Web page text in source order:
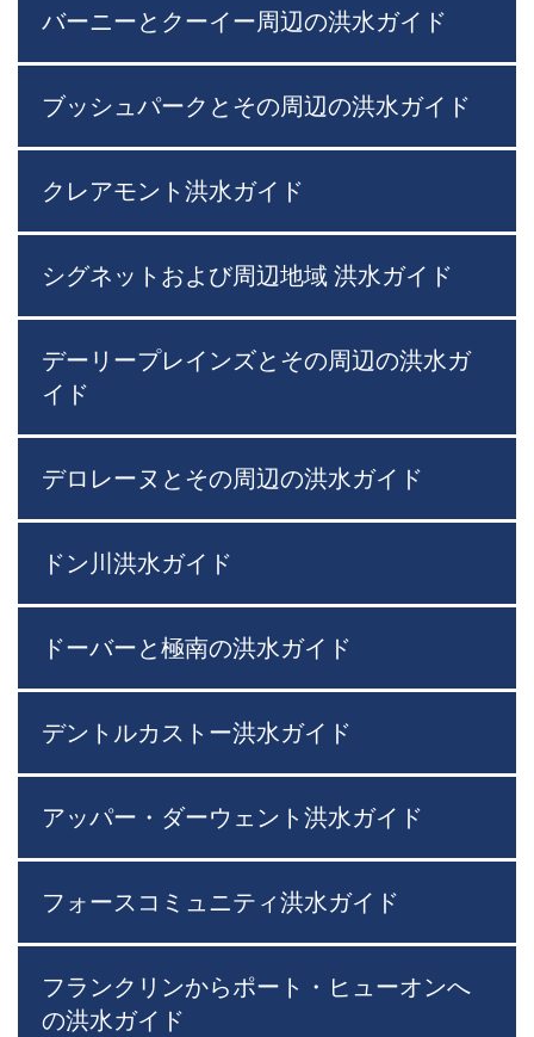
バーニーとクーイー周辺の洪水ガイド
ブッシュパークとその周辺の洪水ガイド
クレアモント洪水ガイド
シグネットおよび周辺地域 洪水ガイド
デーリープレインズとその周辺の洪水ガ
イド
デロレーヌとその周辺の洪水ガイド
ドン川洪水ガイド
ドーバーと極南の洪水ガイド
デントルカストー洪水ガイド
アッパー・ダーウェント洪水ガイド
フォースコミュニティ洪水ガイド
フランクリンからポート・ヒューオンへ
の洪水ガイド